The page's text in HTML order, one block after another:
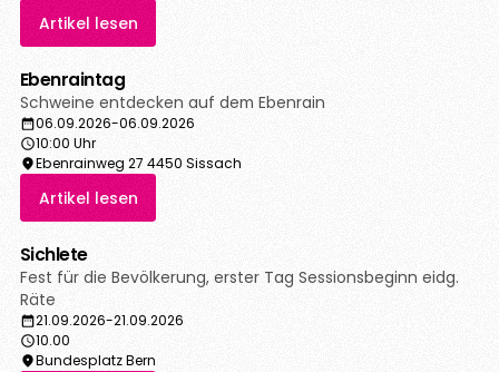
Artikel lesen
Ebenraintag
Schweine entdecken auf dem Ebenrain
06.09.2026-06.09.2026
10:00 Uhr
Ebenrainweg 27 4450 Sissach
Artikel lesen
Sichlete
Fest für die Bevölkerung, erster Tag Sessionsbeginn eidg.
Räte
21.09.2026-21.09.2026
10.00
Bundesplatz Bern